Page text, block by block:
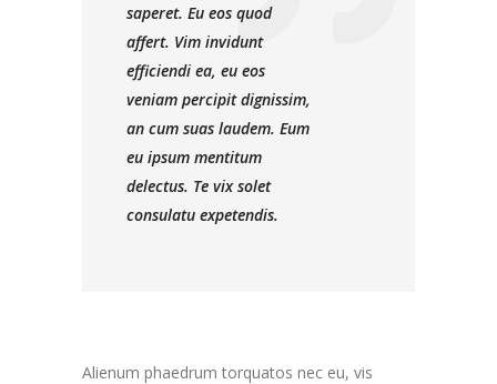
saperet. Eu eos quod
affert. Vim invidunt
efficiendi ea, eu eos
veniam percipit dignissim,
an cum suas laudem. Eum
eu ipsum mentitum
delectus. Te vix solet
consulatu expetendis.
Alienum phaedrum torquatos nec eu, vis